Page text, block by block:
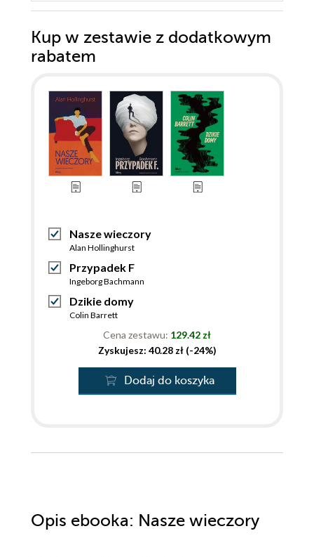
Kup w zestawie z dodatkowym
rabatem
Nasze wieczory
Alan Hollinghurst
Przypadek F
Ingeborg Bachmann
Dzikie domy
Colin Barrett
Cena zestawu: 129.42 zł
Zyskujesz: 40.28 zł (-24%)
Dodaj do koszyka
Opis ebooka: Nasze wieczory